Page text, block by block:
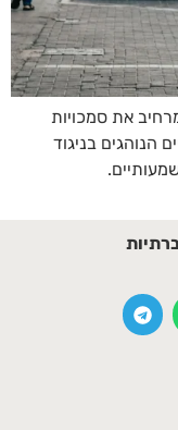
את סמכויות
הנוהגים בניגוד